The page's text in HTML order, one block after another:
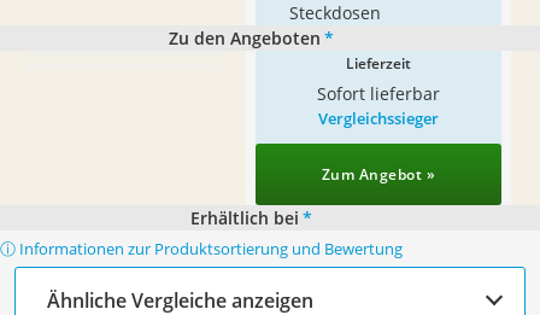
Steckdosen
Zu den Angeboten *
Lieferzeit
Sofort lieferbar
Vergleichssieger
Zum Angebot »
Erhältlich bei *
ⓘ Informationen zur Produktsortierung und Bewertung
Ähnliche Vergleiche anzeigen